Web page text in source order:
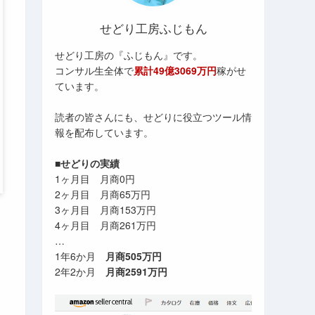
せどり工房ふじもん
せどり工房の『ふじもん』です。
コンサル生全体で累計49億3069万円稼がせ
ています。
読者の皆さんにも、せどりに役立つツール情
報を配布しています。
■せどりの実績
1ヶ月目 月商0円
2ヶ月目 月商65万円
3ヶ月目 月商153万円
4ヶ月目 月商261万円
…
1年6か月 月商505万円
2年2か月 月商2591万円